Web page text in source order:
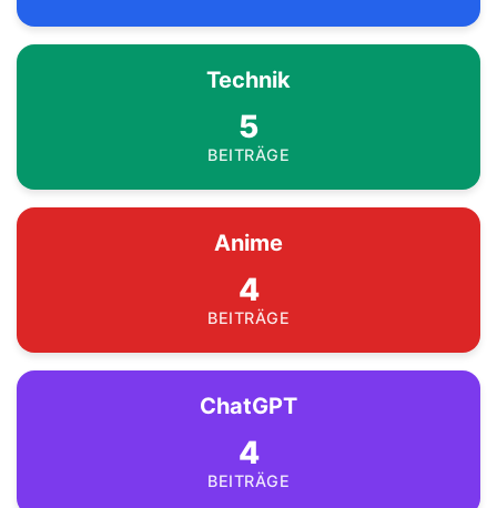
Technik
5
BEITRÄGE
Anime
4
BEITRÄGE
ChatGPT
4
BEITRÄGE